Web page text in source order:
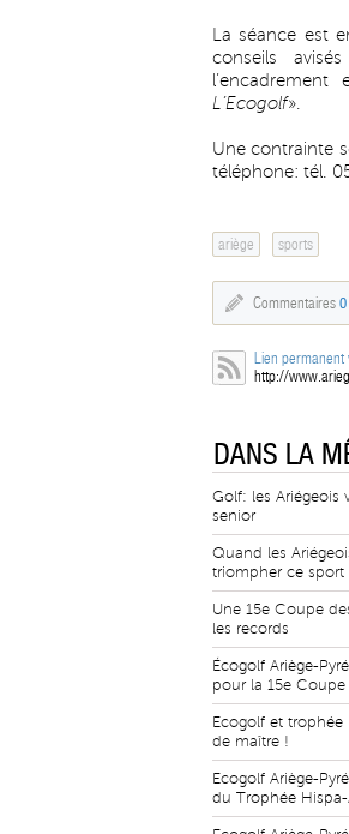
La séance est
conseils
L’Ecogolf».
Une contrainte
téléphone: tél.
ariège sports
Commentaires 0
Lien permanent
http://
DANS LA
Golf: les Ariégeois
senior
Quand les
triompher ce sport
Une 15e Coupe
les records
Écogolf Ariège-
pour la 15e Coupe
Ecogolf et
de maître !
Ecogolf Ariège-
du Trophée